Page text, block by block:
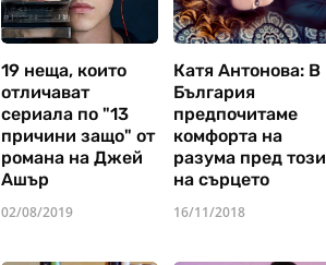
19 неща, които
отличават
сериала по "13
причини защо" от
романа на Джей
Ашър
02/08/2019
Катя Антонова: В
България
предпочитаме
комфорта на
разума пред този
на сърцето
16/11/2018